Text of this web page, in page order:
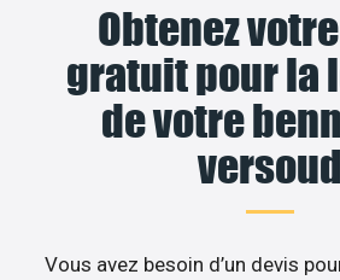
Obtenez
gratuit pour la
de votre
versoud
Vous avez besoin d’un devis